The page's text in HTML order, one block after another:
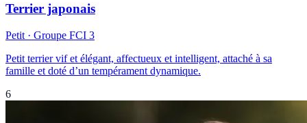
Terrier japonais
Petit · Groupe FCI 3
Petit terrier vif et élégant, affectueux et intelligent, attaché à sa
famille et doté d’un tempérament dynamique.
6